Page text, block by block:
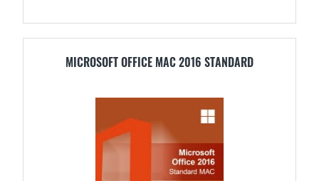
MICROSOFT OFFICE MAC 2016 STANDARD